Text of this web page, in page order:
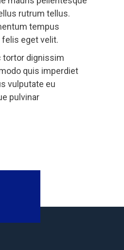
rutrum tellus.
tempus
eget velit.
tortor dignissim
quis imperdiet
vulputate eu
pulvinar